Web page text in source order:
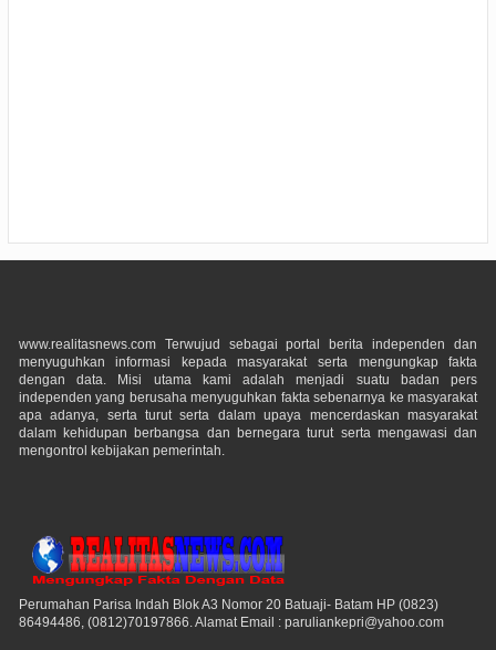
www.realitasnews.com Terwujud sebagai portal berita independen dan
menyuguhkan informasi kepada masyarakat serta mengungkap fakta
dengan data. Misi utama kami adalah menjadi suatu badan pers
independen yang berusaha menyuguhkan fakta sebenarnya ke masyarakat
apa adanya, serta turut serta dalam upaya mencerdaskan masyarakat
dalam kehidupan berbangsa dan bernegara turut serta mengawasi dan
mengontrol kebijakan pemerintah.
Perumahan Parisa Indah Blok A3 Nomor 20 Batuaji- Batam HP (0823)
86494486, (0812)70197866. Alamat Email : paruliankepri@yahoo.com